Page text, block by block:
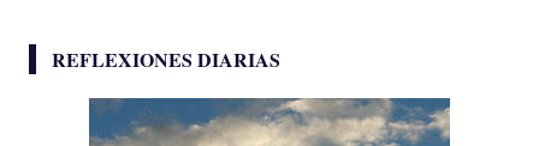
REFLEXIONES DIARIAS